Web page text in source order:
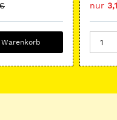
nur